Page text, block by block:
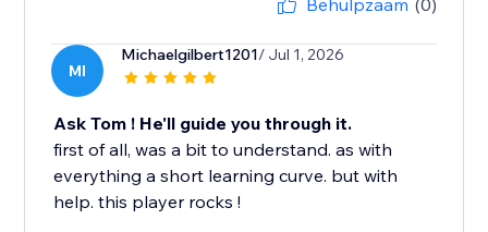
Behulpzaam (0)
MI
Michaelgilbert1201/ Jul 1, 2026
Ask Tom ! He'll guide you through it.
first of all, was a bit to understand. as with
everything a short learning curve. but with
help. this player rocks !